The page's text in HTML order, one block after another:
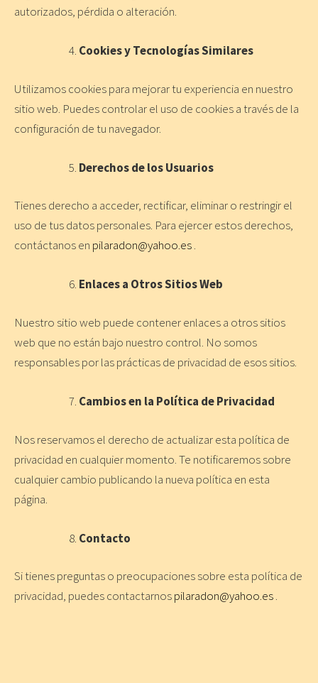
autorizados, pérdida o alteración.
Cookies y Tecnologías Similares
Utilizamos cookies para mejorar tu experiencia en nuestro
sitio web. Puedes controlar el uso de cookies a través de la
configuración de tu navegador.
Derechos de los Usuarios
Tienes derecho a acceder, rectificar, eliminar o restringir el
uso de tus datos personales. Para ejercer estos derechos,
contáctanos en pilaradon@yahoo.es.
Enlaces a Otros Sitios Web
Nuestro sitio web puede contener enlaces a otros sitios
web que no están bajo nuestro control. No somos
responsables por las prácticas de privacidad de esos sitios.
Cambios en la Política de Privacidad
Nos reservamos el derecho de actualizar esta política de
privacidad en cualquier momento. Te notificaremos sobre
cualquier cambio publicando la nueva política en esta
página.
Contacto
Si tienes preguntas o preocupaciones sobre esta política de
privacidad, puedes contactarnospilaradon@yahoo.es.